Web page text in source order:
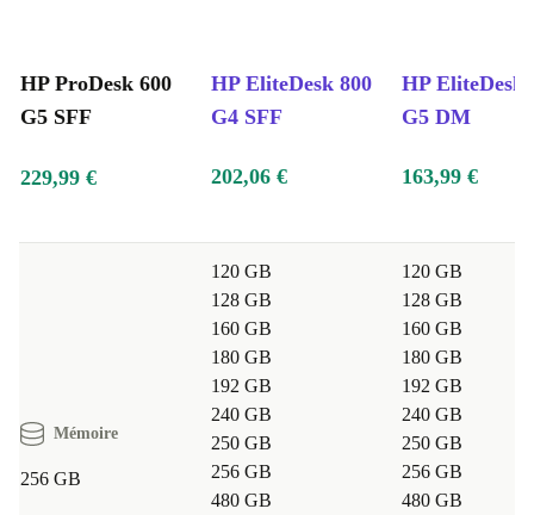
HP ProDesk 600
G5 SFF
HP EliteDesk 800
G4 SFF
HP EliteDesk
G5 DM
229,99 € 202,06 € 163,99 €
Mémoire
256 GB
120 GB
128 GB
160 GB
180 GB
192 GB
240 GB
250 GB
256 GB
480 GB
120 GB
128 GB
160 GB
180 GB
192 GB
240 GB
250 GB
256 GB
480 GB